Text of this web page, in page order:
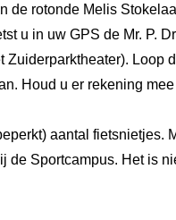
de rotonde Melis
u in uw GPS de Mr. P.
Loop
Houd u er rekening
aantal fietsnietjes.
de Sportcampus. Het is